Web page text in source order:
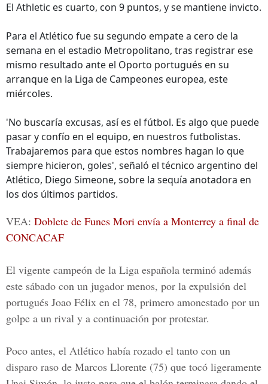
El Athletic es cuarto, con 9 puntos, y se mantiene invicto.
Para el Atlético fue su segundo empate a cero de la
semana en el estadio Metropolitano, tras registrar ese
mismo resultado ante el Oporto portugués en su
arranque en la Liga de Campeones europea, este
miércoles.
'No buscaría excusas, así es el fútbol. Es algo que puede
pasar y confío en el equipo, en nuestros futbolistas.
Trabajaremos para que estos nombres hagan lo que
siempre hicieron, goles', señaló el técnico argentino del
Atlético, Diego Simeone, sobre la sequía anotadora en
los dos últimos partidos.
VEA: Doblete de Funes Mori envía a Monterrey a final de
CONCACAF
El vigente campeón de la Liga española terminó además
este sábado con un jugador menos, por la expulsión del
portugués Joao Félix en el 78, primero amonestado por un
golpe a un rival y a continuación por protestar.
Poco antes, el Atlético había rozado el tanto con un
disparo raso de Marcos Llorente (75) que tocó ligeramente